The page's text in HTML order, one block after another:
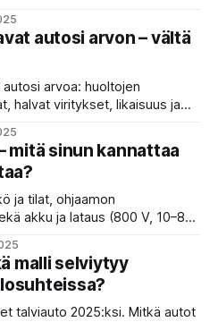
autosi arvon – vältä
arvoa: huoltojen
halvat viritykset, likaisuus ja
mitä sinun kannattaa
ja tilat, ohjaamon
akku ja lataus (800 V, 10–80
ICCU-takaisinkutsu ja
sopii, ja milloin Ioniq 5 on
malli selviytyy
talviauto 2025:ksi. Mitkä autot